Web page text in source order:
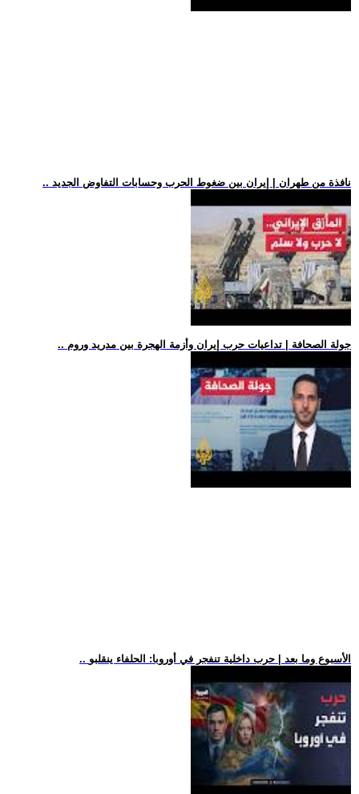
.. نافذة من طهران | إيران بين ضغوط الحرب وحسابات التفاوض الجديد
.. جولة الصحافة | تداعيات حرب إيران وأزمة الهجرة بين مدريد وروم
.. الأسبوع وما بعد | حرب داخلية تنفجر في أوروبا: الحلفاء ينقلبو